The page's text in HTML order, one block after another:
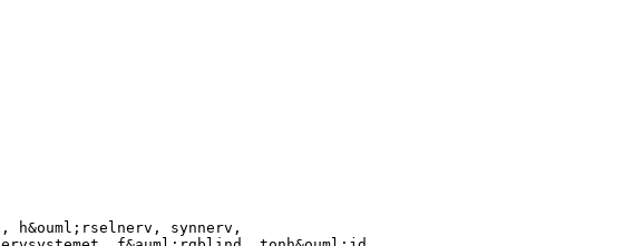
h&ouml;rselnerv, synnerv,